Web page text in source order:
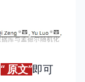
“ 原文”即可